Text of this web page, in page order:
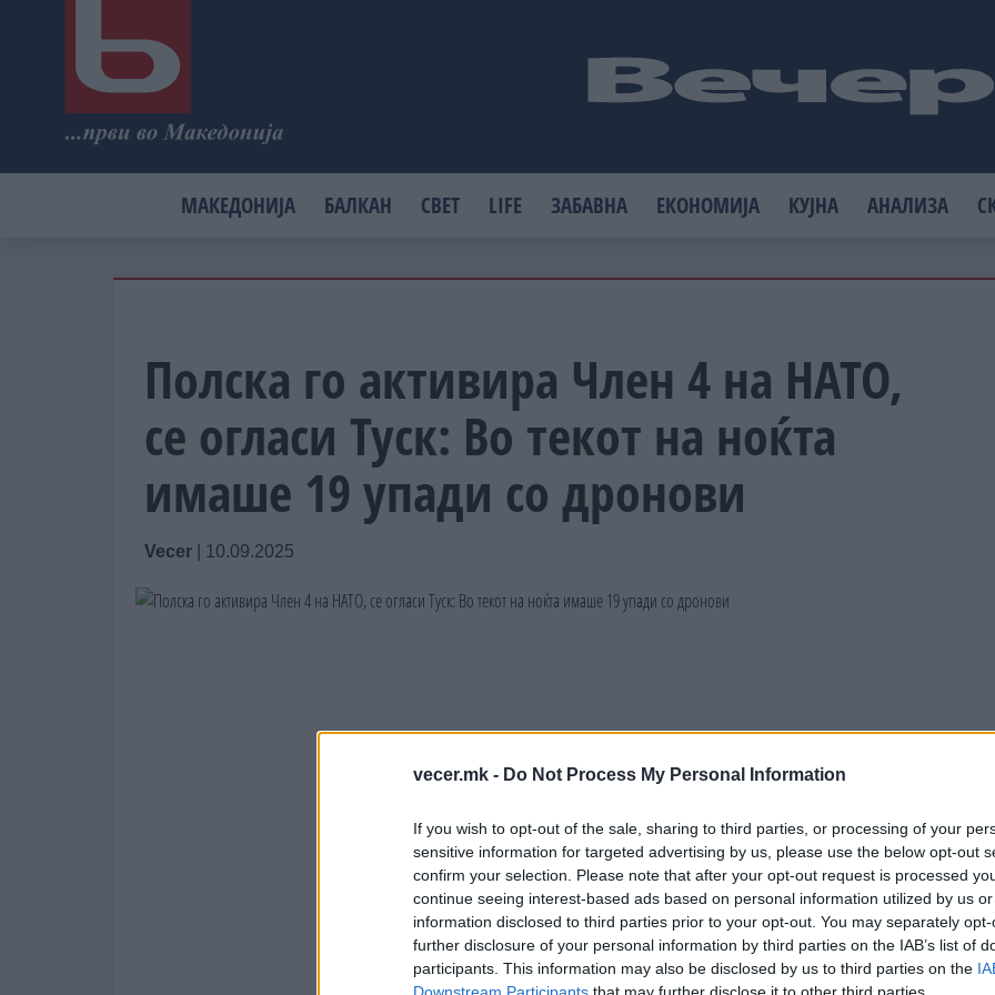
vecer.mk - Do Not Process My Personal Information
If you wish to opt-out of the sale, sharing to third parties, or processing of your
sensitive information for targeted advertising by us, please use the below opt-out
confirm your selection. Please note that after your opt-out request is processed
continue seeing interest-based ads based on personal information utilized by us
information disclosed to third parties prior to your opt-out. You may separately
further disclosure of your personal information by third parties on the IAB’s list of
participants. This information may also be disclosed by us to third parties on the
МАКЕДОНИЈА БАЛКАН СВЕТ LIFE ЗАБАВНА ЕКОНОМИЈА КУЈНА АНАЛИЗА
Полска го активира Член 4 на НАТО,
се огласи Туск: Во текот на ноќта
имаше 19 упади со дронови
Vecer 10.09.2025